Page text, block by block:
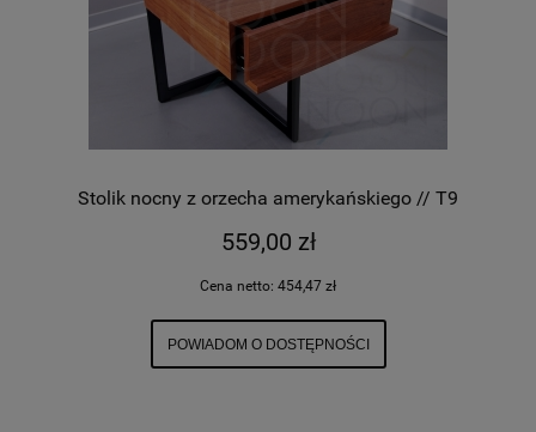
Stolik nocny z orzecha amerykańskiego // T9
559,00 zł
Cena netto: 454,47 zł
POWIADOM O DOSTĘPNOŚCI